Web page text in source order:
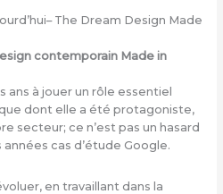
The Dream Design Made
contemporain Made in
ans à jouer un rôle essentiel
dont elle a été protagoniste,
secteur; ce n’est pas un hasard
cas d’étude Google.
en travaillant dans la